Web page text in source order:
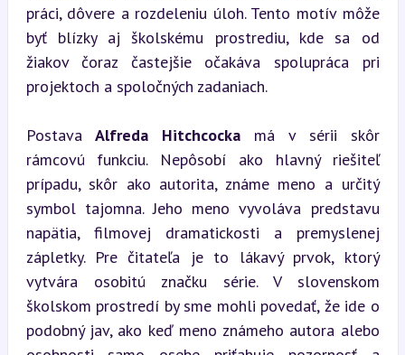
práci, dôvere a rozdeleniu úloh. Tento motív môže
byť blízky aj školskému prostrediu, kde sa od
žiakov čoraz častejšie očakáva spolupráca pri
projektoch a spoločných zadaniach.
Postava Alfreda Hitchcocka má v sérii skôr
rámcovú funkciu. Nepôsobí ako hlavný riešiteľ
prípadu, skôr ako autorita, známe meno a určitý
symbol tajomna. Jeho meno vyvoláva predstavu
napätia, filmovej dramatickosti a premyslenej
zápletky. Pre čitateľa je to lákavý prvok, ktorý
vytvára osobitú značku série. V slovenskom
školskom prostredí by sme mohli povedať, že ide o
podobný jav, ako keď meno známeho autora alebo